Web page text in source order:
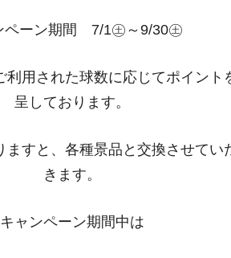
ペーン期間 7/1㊏～9/30㊏
利用された球数に応じてポイント
呈しております。
ますと、各種景品と交換させてい
きます。
キャンペーン期間中は